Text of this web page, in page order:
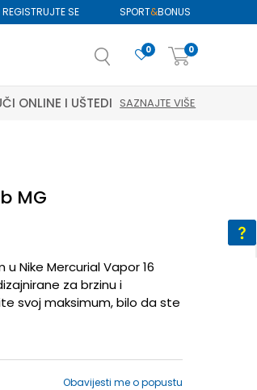
SPORT&BONUS
REGISTRUJTE SE
0
0
MG
Nike Mercurial Vapor 16
za brzinu i
svoj maksimum, bilo da ste
Obavijesti me o popustu